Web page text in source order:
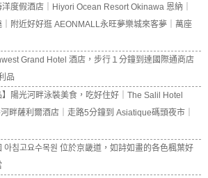
洋度假酒店｜Hiyori Ocean Resort Okinawa 恩納｜
附近好好逛 AEONMALL永旺夢樂城來客夢｜萬座
Grand Hotel 酒店，步行１分鐘到達國際通商店
品
】陽光河畔泳裝美食，吃好住好｜The Salil Hotel
畔薩利爾酒店｜走路5分鐘到 Asiatique碼頭夜市｜
아침고요수목원 位於京畿道，如詩如畫的各色楓葉好